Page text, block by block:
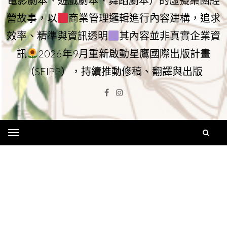
營故事，以
商業管理邏輯進行內容建構，追求
效率、精準與資訊透明
其內容並非真實企業資
訊
2026年9月重新啟動星鷹國際出版計畫
（SEIPP），持續推動修稿、翻譯與出版
Facebook
Instagram